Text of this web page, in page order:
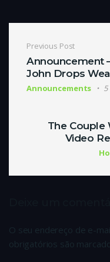
Previous Post
Announcement
John Drops
Announcements 5
The Couple
Video
Deixe um
O seu endereço de e-
obrigatórios são